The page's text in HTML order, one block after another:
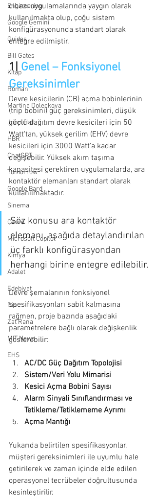
Engineering
Google Gemini
Guides
Bill Gates
Kitap
Roman
Martina Doleckova
John Hall
HBR
ChatGPT
Tomorrow
Google Bard
Sinema
Çevre
Microsoft Copilot
Kimya
Adalet
Edebiyat
Din
Zat Rana
MIT News
EHS
cihazı uygulamalarında yaygın olarak
kullanılmakta olup, çoğu sistem
konfigürasyonunda standart olarak
entegre edilmiştir.
1| Genel – Fonksiyonel
Gereksinimler
Devre kesicilerin (CB) açma bobinlerinin
(trip bobini) güç gereksinimleri, düşük
güçlü dağıtım devre kesicileri için 50
Watt'tan, yüksek gerilim (EHV) devre
kesicileri için 3000 Watt'a kadar
değişebilir. Yüksek akım taşıma
kapasitesi gerektiren uygulamalarda, ara
kontaktör elemanları standart olarak
kullanılmaktadır.
Söz konusu ara kontaktör
elemanı, aşağıda detaylandırılan
üç farklı konfigürasyondan
herhangi birine entegre edilebilir.
Devre şemalarının fonksiyonel
spesifikasyonları sabit kalmasına
rağmen, proje bazında aşağıdaki
parametrelere bağlı olarak değişkenlik
gösterebilir:
AC/DC Güç Dağıtım Topolojisi
Sistem/Veri Yolu Mimarisi
Kesici Açma Bobini Sayısı
Alarm Sinyali Sınıflandırması ve
Tetikleme/Tetiklememe Ayrımı
Açma Mantığı
Yukarıda belirtilen spesifikasyonlar,
müşteri gereksinimleri ile uyumlu hale
getirilerek ve zaman içinde elde edilen
operasyonel tecrübeler doğrultusunda
kesinleştirilir.